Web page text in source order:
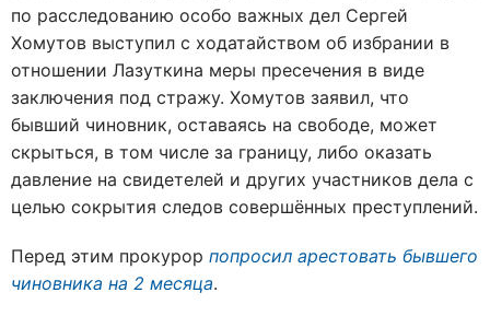
по расследованию особо важных дел Сергей
Хомутов выступил с ходатайством об избрании в
отношении Лазуткина меры пресечения в виде
заключения под стражу. Хомутов заявил, что
бывший чиновник, оставаясь на свободе, может
скрыться, в том числе за границу, либо оказать
давление на свидетелей и других участников дела с
целью сокрытия следов совершённых преступлений.
Перед этим прокурор попросил арестовать бывшего
чиновника на 2 месяца.